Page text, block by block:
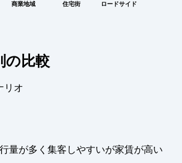
商業地域 住宅街 ロードサイド
の比較
リオ
量が多く集客しやすいが家賃が高い